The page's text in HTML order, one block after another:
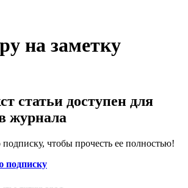
на заметку
статьи доступен для
журнала
чтобы прочесть ее полностью!
подписку